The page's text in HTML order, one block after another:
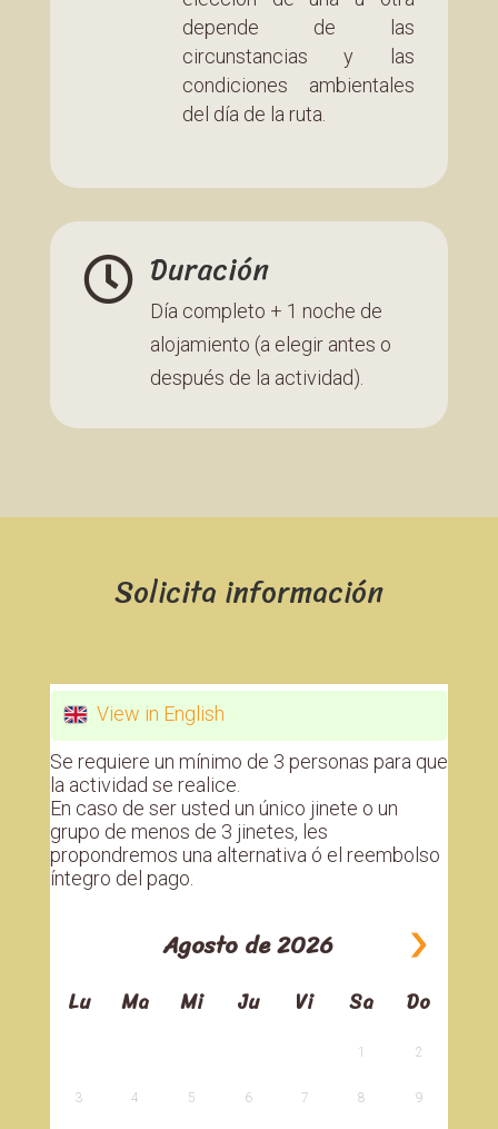
depende de las
circunstancias y las
condiciones ambientales
del día de la ruta.
 Duración
Día completo + 1 noche de
alojamiento (a elegir antes o
después de la actividad).
Solicita información